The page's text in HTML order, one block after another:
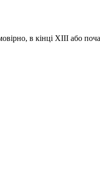
в кінці XIII або